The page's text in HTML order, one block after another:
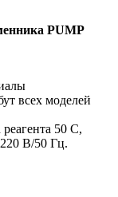
PUMP
всех моделей
50 С,
В/50 Гц.